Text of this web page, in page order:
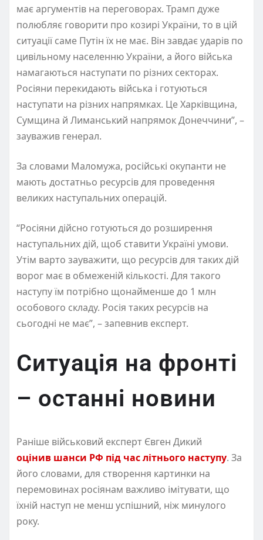
має аргументів на переговорах. Трамп дуже
полюбляє говорити про козирі України, то в цій
ситуації саме Путін їх не має. Він завдає ударів по
цивільному населенню України, а його війська
намагаються наступати по різних секторах.
Росіяни перекидають війська і готуються
наступати на різних напрямках. Це Харківщина,
Сумщина й Лиманський напрямок Донеччини”, –
зауважив генерал.
За словами Маломужа, російські окупанти не
мають достатньо ресурсів для проведення
великих наступальних операцій.
“Росіяни дійсно готуються до розширення
наступальних дій, щоб ставити Україні умови.
Утім варто зауважити, що ресурсів для таких дій
ворог має в обмеженій кількості. Для такого
наступу їм потрібно щонайменше до 1 млн
особового складу. Росія таких ресурсів на
сьогодні не має”, – запевнив експерт.
Ситуація на фронті
– останні новини
Раніше військовий експерт Євген Дикий
оцінив шанси РФ під час літнього наступу. За
його словами, для створення картинки на
перемовинах росіянам важливо імітувати, що
їхній наступ не менш успішний, ніж минулого
року.